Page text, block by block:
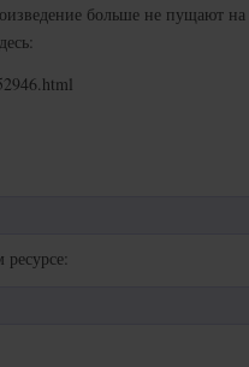
больше не пущают